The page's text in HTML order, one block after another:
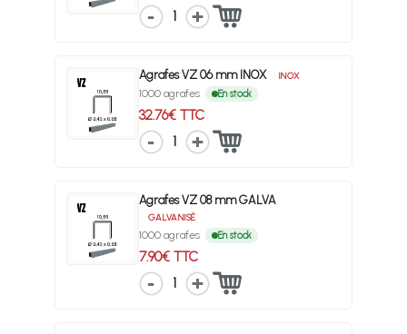
1
Agrafes VZ 06 mm INOX INOX
1000 agrafes En stock
32.76€ TTC
1
Agrafes VZ 08 mm GALVA
GALVANISÉ
1000 agrafes En stock
7.90€ TTC
1